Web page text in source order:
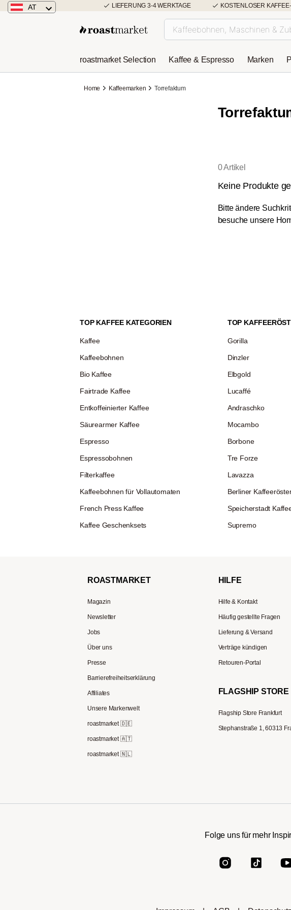
LIEFERUNG 3-4 WERKTAGE KOSTENLOSER
AT
Niederlande
roastmarket Selection Kaffee & Espresso Marken
Home Kaffeemarken Torrefaktum
0 Artikel
Keine Produkte
Bitte ändere
besuche unsere
TOP KAFFEE KATEGORIEN
Kaffee
Kaffeebohnen
Bio Kaffee
Fairtrade Kaffee
Entkoffeinierter Kaffee
Säurearmer Kaffee
Espresso
Espressobohnen
Filterkaffee
Kaffeebohnen für Vollautomaten
French Press Kaffee
Kaffee Geschenksets
TOP
Gorilla
Dinzler
Elbgold
Lucaffé
Andraschko
Mocambo
Borbone
Tre Forze
Lavazza
Berliner
Speicherstadt
Supremo
ROASTMARKET
Magazin
Newsletter
Jobs
Über uns
Presse
Barrierefreiheitserklärung
Affiliates
Unsere Markenwelt
roastmarket 🇩🇪
roastmarket 🇦🇹
roastmarket 🇳🇱
HILFE
Hilfe & Kontakt
Häufig gestellte Fragen
Lieferung & Versand
Verträge kündigen
Retouren-Portal
FLAGSHIP STORE
Flagship Store Frankfurt
Stephanstraße 1, 60313
Folge uns für mehr